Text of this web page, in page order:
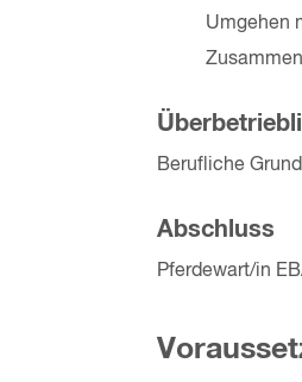
Umgehen
Berufliche
Abschluss
Pferdewart/in